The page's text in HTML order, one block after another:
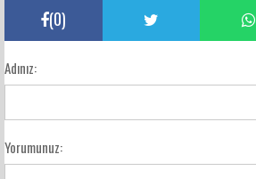
(0)
Adınız:
Yorumunuz: